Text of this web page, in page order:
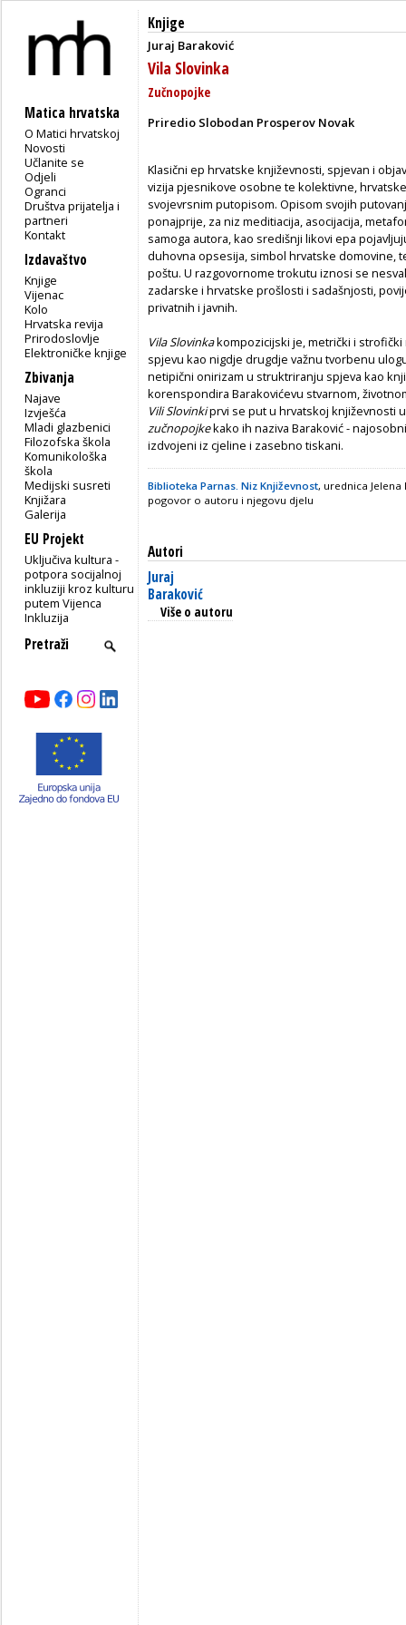
Matica hrvatska
O Matici hrvatskoj
Novosti
Učlanite se
Odjeli
Ogranci
Društva prijatelja i
partneri
Kontakt
Izdavaštvo
Knjige
Vijenac
Kolo
Hrvatska revija
Prirodoslovlje
Elektroničke knjige
Zbivanja
Najave
Izvješća
Mladi glazbenici
Filozofska škola
Komunikološka
škola
Medijski susreti
Knjižara
Galerija
EU Projekt
Uključiva kultura -
potpora socijalnoj
inkluziji kroz kulturu
putem Vijenca
Inkluzija
Knjige
Juraj Baraković
Vila Slovinka
Zučnopojke
Priredio Slobodan Prosperov Novak
Klasični ep hrvatske književnosti, spjevan i
vizija pjesnikove osobne te kolektivne,
svojevrsnim putopisom. Opisom svojih
ponajprije, za niz meditiacija, asocijacija,
samoga autora, kao središnji likovi epa
duhovna opsesija, simbol hrvatske domovine,
poštu. U razgovornome trokutu iznosi se
zadarske i hrvatske prošlosti i sadašnjosti,
privatnih i javnih.
Vila Slovinkakompozicijski je, metrički i
spjevu kao nigdje drugdje važnu tvorbenu
netipični onirizam u struktriranju spjeva kao
korenspondira Barakovićevu stvarnom,
Vili Slovinkiprvi se put u hrvatskoj književnosti
zučnopojkekako ih naziva Baraković -
izdvojeni iz cjeline i zasebno tiskani.
Biblioteka Parnas. Niz Književnost, urednica
pogovor o autoru i njegovu djelu
Autori
Juraj
Baraković
Više o autoru